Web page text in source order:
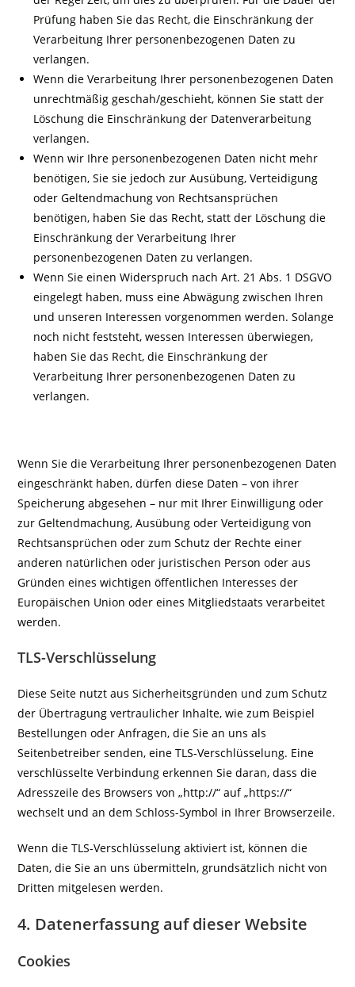
Prüfung haben Sie das Recht, die Einschränkung der
Verarbeitung Ihrer personenbezogenen Daten zu
verlangen.
Wenn die Verarbeitung Ihrer personenbezogenen Daten
unrechtmäßig geschah/geschieht, können Sie statt der
Löschung die Einschränkung der Datenverarbeitung
verlangen.
Wenn wir Ihre personenbezogenen Daten nicht mehr
benötigen, Sie sie jedoch zur Ausübung, Verteidigung
oder Geltendmachung von Rechtsansprüchen
benötigen, haben Sie das Recht, statt der Löschung die
Einschränkung der Verarbeitung Ihrer
personenbezogenen Daten zu verlangen.
Wenn Sie einen Widerspruch nach Art. 21 Abs. 1 DSGVO
eingelegt haben, muss eine Abwägung zwischen Ihren
und unseren Interessen vorgenommen werden. Solange
noch nicht feststeht, wessen Interessen überwiegen,
haben Sie das Recht, die Einschränkung der
Verarbeitung Ihrer personenbezogenen Daten zu
verlangen.
Wenn Sie die Verarbeitung Ihrer personenbezogenen Daten
eingeschränkt haben, dürfen diese Daten – von ihrer
Speicherung abgesehen – nur mit Ihrer Einwilligung oder
zur Geltendmachung, Ausübung oder Verteidigung von
Rechtsansprüchen oder zum Schutz der Rechte einer
anderen natürlichen oder juristischen Person oder aus
Gründen eines wichtigen öffentlichen Interesses der
Europäischen Union oder eines Mitgliedstaats verarbeitet
werden.
TLS-Verschlüsselung
Diese Seite nutzt aus Sicherheitsgründen und zum Schutz
der Übertragung vertraulicher Inhalte, wie zum Beispiel
Bestellungen oder Anfragen, die Sie an uns als
Seitenbetreiber senden, eine TLS-Verschlüsselung. Eine
verschlüsselte Verbindung erkennen Sie daran, dass die
Adresszeile des Browsers von „http://“ auf „https://“
wechselt und an dem Schloss-Symbol in Ihrer Browserzeile.
Wenn die TLS-Verschlüsselung aktiviert ist, können die
Daten, die Sie an uns übermitteln, grundsätzlich nicht von
Dritten mitgelesen werden.
4. Datenerfassung auf dieser Website
Cookies